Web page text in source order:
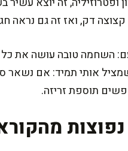
דק, ואז זה גם נראה
טובה עושה את כל
אותי תמיד: אם נשאר
תוספת זריזה.